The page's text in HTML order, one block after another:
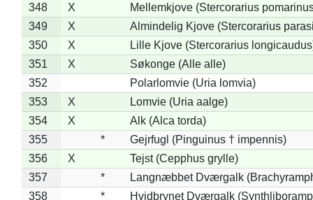
348
X
Mellemkjove (Stercorarius
349
X
Almindelig Kjove (Stercorarius
350
X
Lille Kjove (Stercorarius
351
X
Søkonge (Alle alle)
352
Polarlomvie (Uria lomvia)
353
X
Lomvie (Uria aalge)
354
X
Alk (Alca torda)
355
*
Gejrfugl (Pinguinus † impennis)
356
X
Tejst (Cepphus grylle)
357
*
Langnæbbet Dværgalk
358
* Hvidbrynet Dværgalk